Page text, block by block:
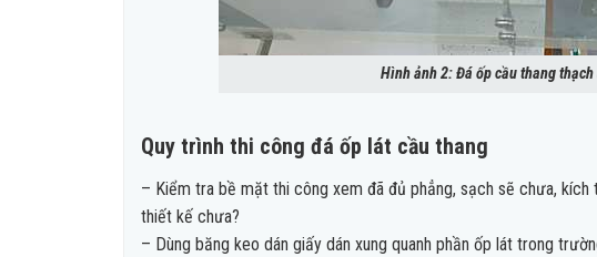
Hình ảnh 2: Đá ốp cầu thang
Quy trình thi công đá ốp lát cầu thang
– Kiểm tra bề mặt thi công xem đã đủ phẳng, sạch sẽ chưa,
thiết kế chưa?
– Dùng băng keo dán giấy dán xung quanh phần ốp lát trong